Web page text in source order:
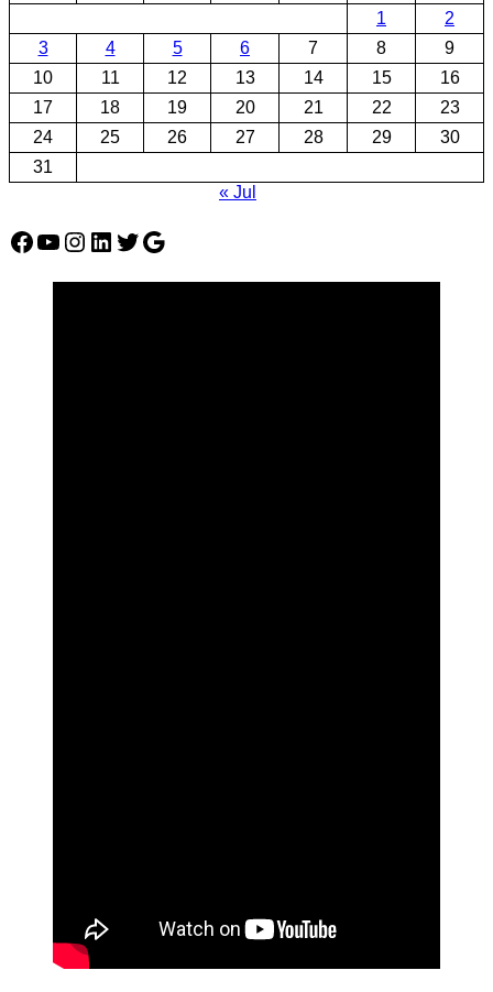
1
2
3
4 5 6 7 8
9
10
11 12 13 14 15
16
17
18 19 20 21 22
23
24
25 26 27 28 29
30
31
« Jul
Facebook
YouTube
Instagram
LinkedIn
Twitter
Google